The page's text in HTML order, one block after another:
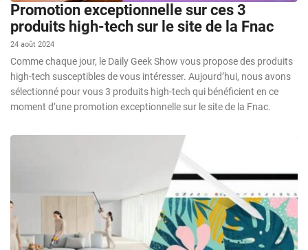
Promotion exceptionnelle sur ces 3
produits high-tech sur le site de la Fnac
24 août 2024
Comme chaque jour, le Daily Geek Show vous propose des produits
high-tech susceptibles de vous intéresser. Aujourd’hui, nous avons
sélectionné pour vous 3 produits high-tech qui bénéficient en ce
moment d’une promotion exceptionnelle sur le site de la Fnac.